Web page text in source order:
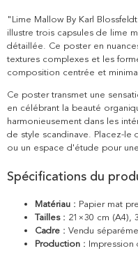
"Lime Mallow By Karl
illustre trois capsules de lime
détaillée. Ce poster en
textures complexes et les
composition centrée et
Ce poster transmet une
en célébrant la beauté
harmonieusement dans les
de style scandinave. Placez-le
ou un espace d'étude pour
Spécifications du
Matériau : Papier mat
Tailles : 21×30 cm (A4),
Cadre : Vendu
Production : Impression